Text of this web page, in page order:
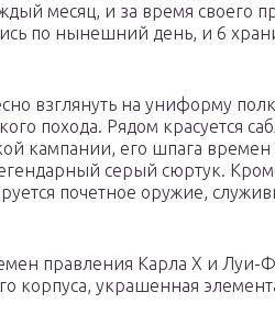
месяц, и за время своего
по нынешний день, и 6
взглянуть на униформу
похода. Рядом красуется
кампании, его шпага
серый сюртук.
почетное оружие,
правления Карла Х и Луи-
корпуса, украшенная